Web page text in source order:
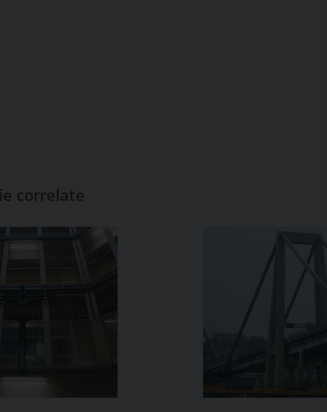
correlate